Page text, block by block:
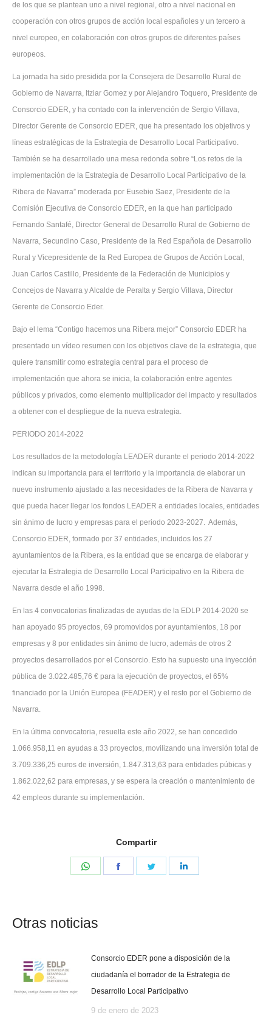
de los que se plantean uno a nivel regional, otro a nivel nacional en
cooperación con otros grupos de acción local españoles y un tercero a
nivel europeo, en colaboración con otros grupos de diferentes países
europeos.
La jornada ha sido presidida por la Consejera de Desarrollo Rural de
Gobierno de Navarra, Itziar Gomez y por Alejandro Toquero, Presidente de
Consorcio EDER, y ha contado con la intervención de Sergio Villava,
Director Gerente de Consorcio EDER, que ha presentado los objetivos y
líneas estratégicas de la Estrategia de Desarrollo Local Participativo.
También se ha desarrollado una mesa redonda sobre “Los retos de la
implementación de la Estrategia de Desarrollo Local Participativo de la
Ribera de Navarra” moderada por Eusebio Saez, Presidente de la
Comisión Ejecutiva de Consorcio EDER, en la que han participado
Fernando Santafé, Director General de Desarrollo Rural de Gobierno de
Navarra, Secundino Caso, Presidente de la Red Española de Desarrollo
Rural y Vicepresidente de la Red Europea de Grupos de Acción Local,
Juan Carlos Castillo, Presidente de la Federación de Municipios y
Concejos de Navarra y Alcalde de Peralta y Sergio Villava, Director
Gerente de Consorcio Eder.
Bajo el lema “Contigo hacemos una Ribera mejor” Consorcio EDER ha
presentado un vídeo resumen con los objetivos clave de la estrategia, que
quiere transmitir como estrategia central para el proceso de
implementación que ahora se inicia, la colaboración entre agentes
públicos y privados, como elemento multiplicador del impacto y resultados
a obtener con el despliegue de la nueva estrategia.
PERIODO 2014-2022
Los resultados de la metodología LEADER durante el periodo 2014-2022
indican su importancia para el territorio y la importancia de elaborar un
nuevo instrumento ajustado a las necesidades de la Ribera de Navarra y
que pueda hacer llegar los fondos LEADER a entidades locales, entidades
sin ánimo de lucro y empresas para el periodo 2023-2027. Además,
Consorcio EDER, formado por 37 entidades, incluidos los 27
ayuntamientos de la Ribera, es la entidad que se encarga de elaborar y
ejecutar la Estrategia de Desarrollo Local Participativo en la Ribera de
Navarra desde el año 1998.
En las 4 convocatorias finalizadas de ayudas de la EDLP 2014-2020 se
han apoyado 95 proyectos, 69 promovidos por ayuntamientos, 18 por
empresas y 8 por entidades sin ánimo de lucro, además de otros 2
proyectos desarrollados por el Consorcio. Esto ha supuesto una inyección
pública de 3.022.485,76 € para la ejecución de proyectos, el 65%
financiado por la Unión Europea (FEADER) y el resto por el Gobierno de
Navarra.
En la última convocatoria, resuelta este año 2022, se han concedido
1.066.958,11 en ayudas a 33 proyectos, movilizando una inversión total de
3.709.336,25 euros de inversión, 1.847.313,63 para entidades púbicas y
1.862.022,62 para empresas, y se espera la creación o mantenimiento de
42 empleos durante su implementación.
Compartir
Share
Share
Share
Otras noticias
Consorcio EDER pone a disposición de la
ciudadanía el borrador de la Estrategia de
Desarrollo Local Participativo
9 de enero de 2023